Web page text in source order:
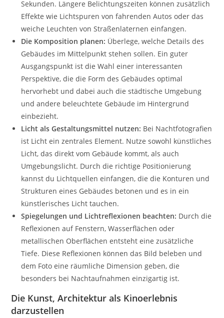
Sekunden. Längere Belichtungszeiten können zusätzlich
Effekte wie Lichtspuren von fahrenden Autos oder das
weiche Leuchten von Straßenlaternen einfangen.
Die Komposition planen: Überlege, welche Details des
Gebäudes im Mittelpunkt stehen sollen. Ein guter
Ausgangspunkt ist die Wahl einer interessanten
Perspektive, die die Form des Gebäudes optimal
hervorhebt und dabei auch die städtische Umgebung
und andere beleuchtete Gebäude im Hintergrund
einbezieht.
Licht als Gestaltungsmittel nutzen: Bei Nachtfotografien
ist Licht ein zentrales Element. Nutze sowohl künstliches
Licht, das direkt vom Gebäude kommt, als auch
Umgebungslicht. Durch die richtige Positionierung
kannst du Lichtquellen einfangen, die die Konturen und
Strukturen eines Gebäudes betonen und es in ein
künstlerisches Licht tauchen.
Spiegelungen und Lichtreflexionen beachten: Durch die
Reflexionen auf Fenstern, Wasserflächen oder
metallischen Oberflächen entsteht eine zusätzliche
Tiefe. Diese Reflexionen können das Bild beleben und
dem Foto eine räumliche Dimension geben, die
besonders bei Nachtaufnahmen einzigartig ist.
Die Kunst, Architektur als Kinoerlebnis
darzustellen